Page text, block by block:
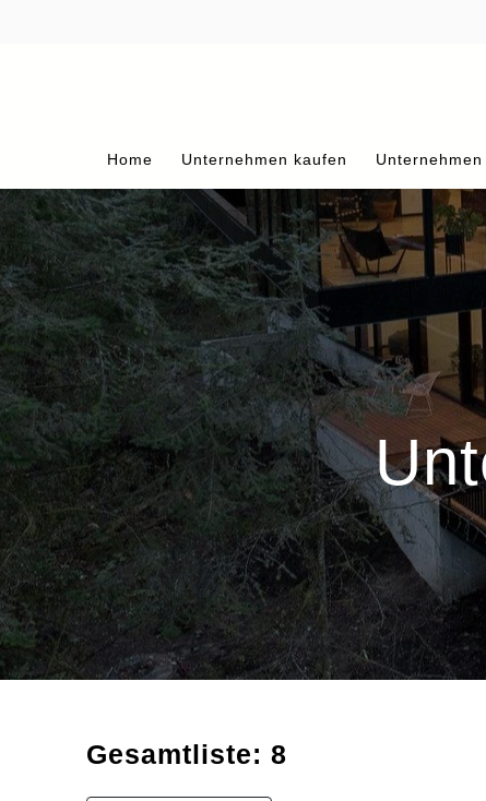
Home Unternehmen kaufen
Gesamtliste: 8